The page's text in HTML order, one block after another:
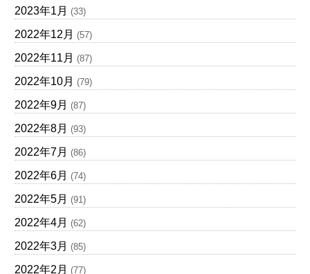
2023年1月 (33)
2022年12月 (57)
2022年11月 (87)
2022年10月 (79)
2022年9月 (87)
2022年8月 (93)
2022年7月 (86)
2022年6月 (74)
2022年5月 (91)
2022年4月 (62)
2022年3月 (85)
2022年2月 (77)